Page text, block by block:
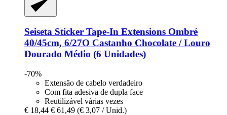
Seiseta Sticker Tape-​In Extensions Ombré
40/45cm, 6/27O Castanho Chocolate / Louro
Dourado Médio (6 Unidades)
-70%
Extensão de cabelo verdadeiro
Com fita adesiva de dupla face
Reutilizável várias vezes
€ 18,44 € 61,49 (€ 3,07 / Unid.)